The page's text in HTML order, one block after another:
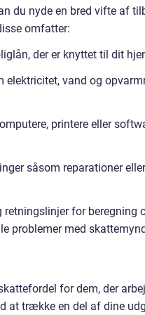
du nyde en bred vifte af
omfatter:
der er knyttet til dit
vand og
printere eller
såsom reparationer eller
for beregning
problemer med
for dem, der
at trække en del af dine